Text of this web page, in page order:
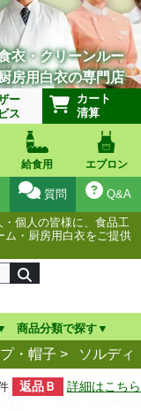
衣・クリーンルー
房用白衣の専門店
ー
ス
カート
清算
給食用 エプロン
Q&A
質問
個人の皆様に、食品工
ム・厨房用白衣をご提供
商品分類で探す
・帽子 > ソルディ
返品Ｂ 詳細はこちら